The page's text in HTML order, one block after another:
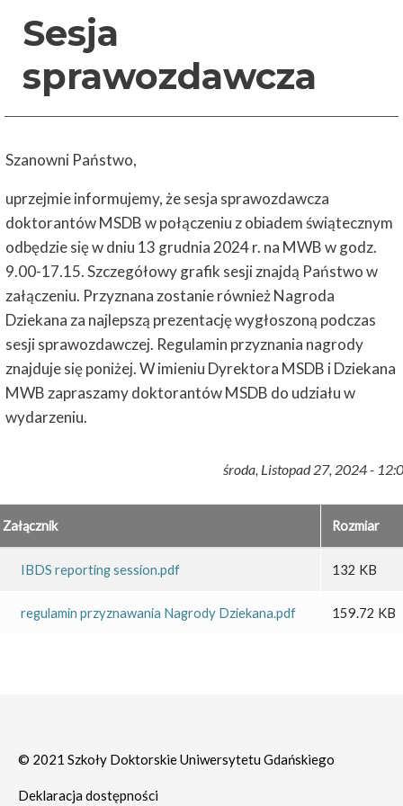
Sesja
sprawozdawcza
Szanowni Państwo,
uprzejmie informujemy, że sesja sprawozdawcza
doktorantów MSDB w połączeniu z obiadem świątecznym
odbędzie się w dniu 13 grudnia 2024 r. na MWB w godz.
9.00-17.15. Szczegółowy grafik sesji znajdą Państwo w
załączeniu. Przyznana zostanie również Nagroda
Dziekana za najlepszą prezentację wygłoszoną podczas
sesji sprawozdawczej. Regulamin przyznania nagrody
znajduje się poniżej. W imieniu Dyrektora MSDB i Dziekana
MWB zapraszamy doktorantów MSDB do udziału w
wydarzeniu.
środa, Listopad 27, 2024 -
Załącznik Rozmiar
IBDS reporting session.pdf 132 KB
regulamin przyznawania Nagrody Dziekana.pdf 159.72 KB
© 2021 Szkoły Doktorskie Uniwersytetu Gdańskiego
Deklaracja dostępności